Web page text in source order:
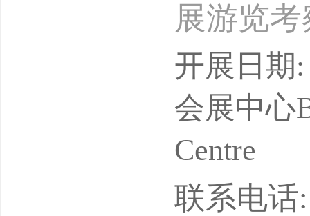
展游览
谷
单位】
航国际
开展日期
会展中心
Centre
联系电话